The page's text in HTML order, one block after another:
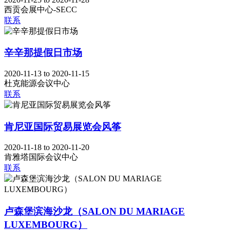
西贡会展中心-SECC
联系
辛辛那提假日市场
2020-11-13 to 2020-11-15
杜克能源会议中心
联系
肯尼亚国际贸易展览会风筝
2020-11-18 to 2020-11-20
肯雅塔国际会议中心
联系
卢森堡滨海沙龙（SALON DU MARIAGE
LUXEMBOURG）